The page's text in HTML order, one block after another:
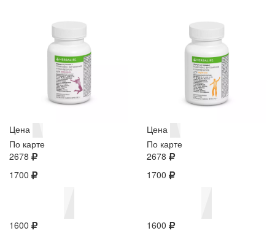
Цена
По карте
2678
1700
1600
Цена
По карте
2678
1700
1600